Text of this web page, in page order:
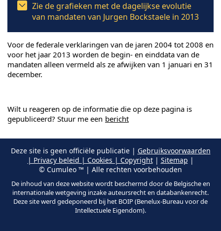
Zie de grafieken met de dagelijkse evolutie
van mandaten van Jurgen Bockstaele in 2013
Voor de federale verklaringen van de jaren 2004 tot 2008 en
voor het jaar 2013 worden de begin- en einddata van de
mandaten alleen vermeld als ze afwijken van 1 januari en 31
december.
Wilt u reageren op de informatie die op deze pagina is
gepubliceerd? Stuur me een bericht
Deze site is geen officiële publicatie | Gebruiksvoorwaarden
| Privacy beleid | Cookies | Copyright| Sitemap |
© Cumuleo ™ | Alle rechten voorbehouden
De inhoud van deze website wordt beschermd door de Belgische en
internationale wetgeving inzake auteursrecht en databankenrecht.
Deze site werd gedeponeerd bij het BOIP (Benelux-Bureau voor de
Intellectuele Eigendom).